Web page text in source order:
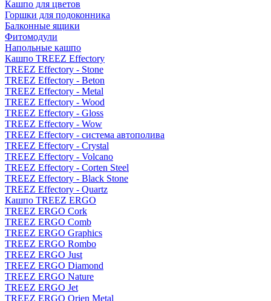
Кашпо для цветов
Горшки для подоконника
Балконные ящики
Фитомодули
Напольные кашпо
Кашпо TREEZ Effectory
TREEZ Effectory - Stone
TREEZ Effectory - Beton
TREEZ Effectory - Metal
TREEZ Effectory - Wood
TREEZ Effectory - Gloss
TREEZ Effectory - Wow
TREEZ Effectory - система автополива
TREEZ Effectory - Crystal
TREEZ Effectory - Volcano
TREEZ Effectory - Corten Steel
TREEZ Effectory - Black Stone
TREEZ Effectory - Quartz
Кашпо TREEZ ERGO
TREEZ ERGO Cork
TREEZ ERGO Comb
TREEZ ERGO Graphics
TREEZ ERGO Rombo
TREEZ ERGO Just
TREEZ ERGO Diamond
TREEZ ERGO Nature
TREEZ ERGO Jet
TREEZ ERGO Orien Metal